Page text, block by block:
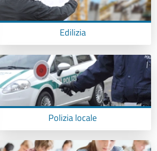
Edilizia
Polizia locale